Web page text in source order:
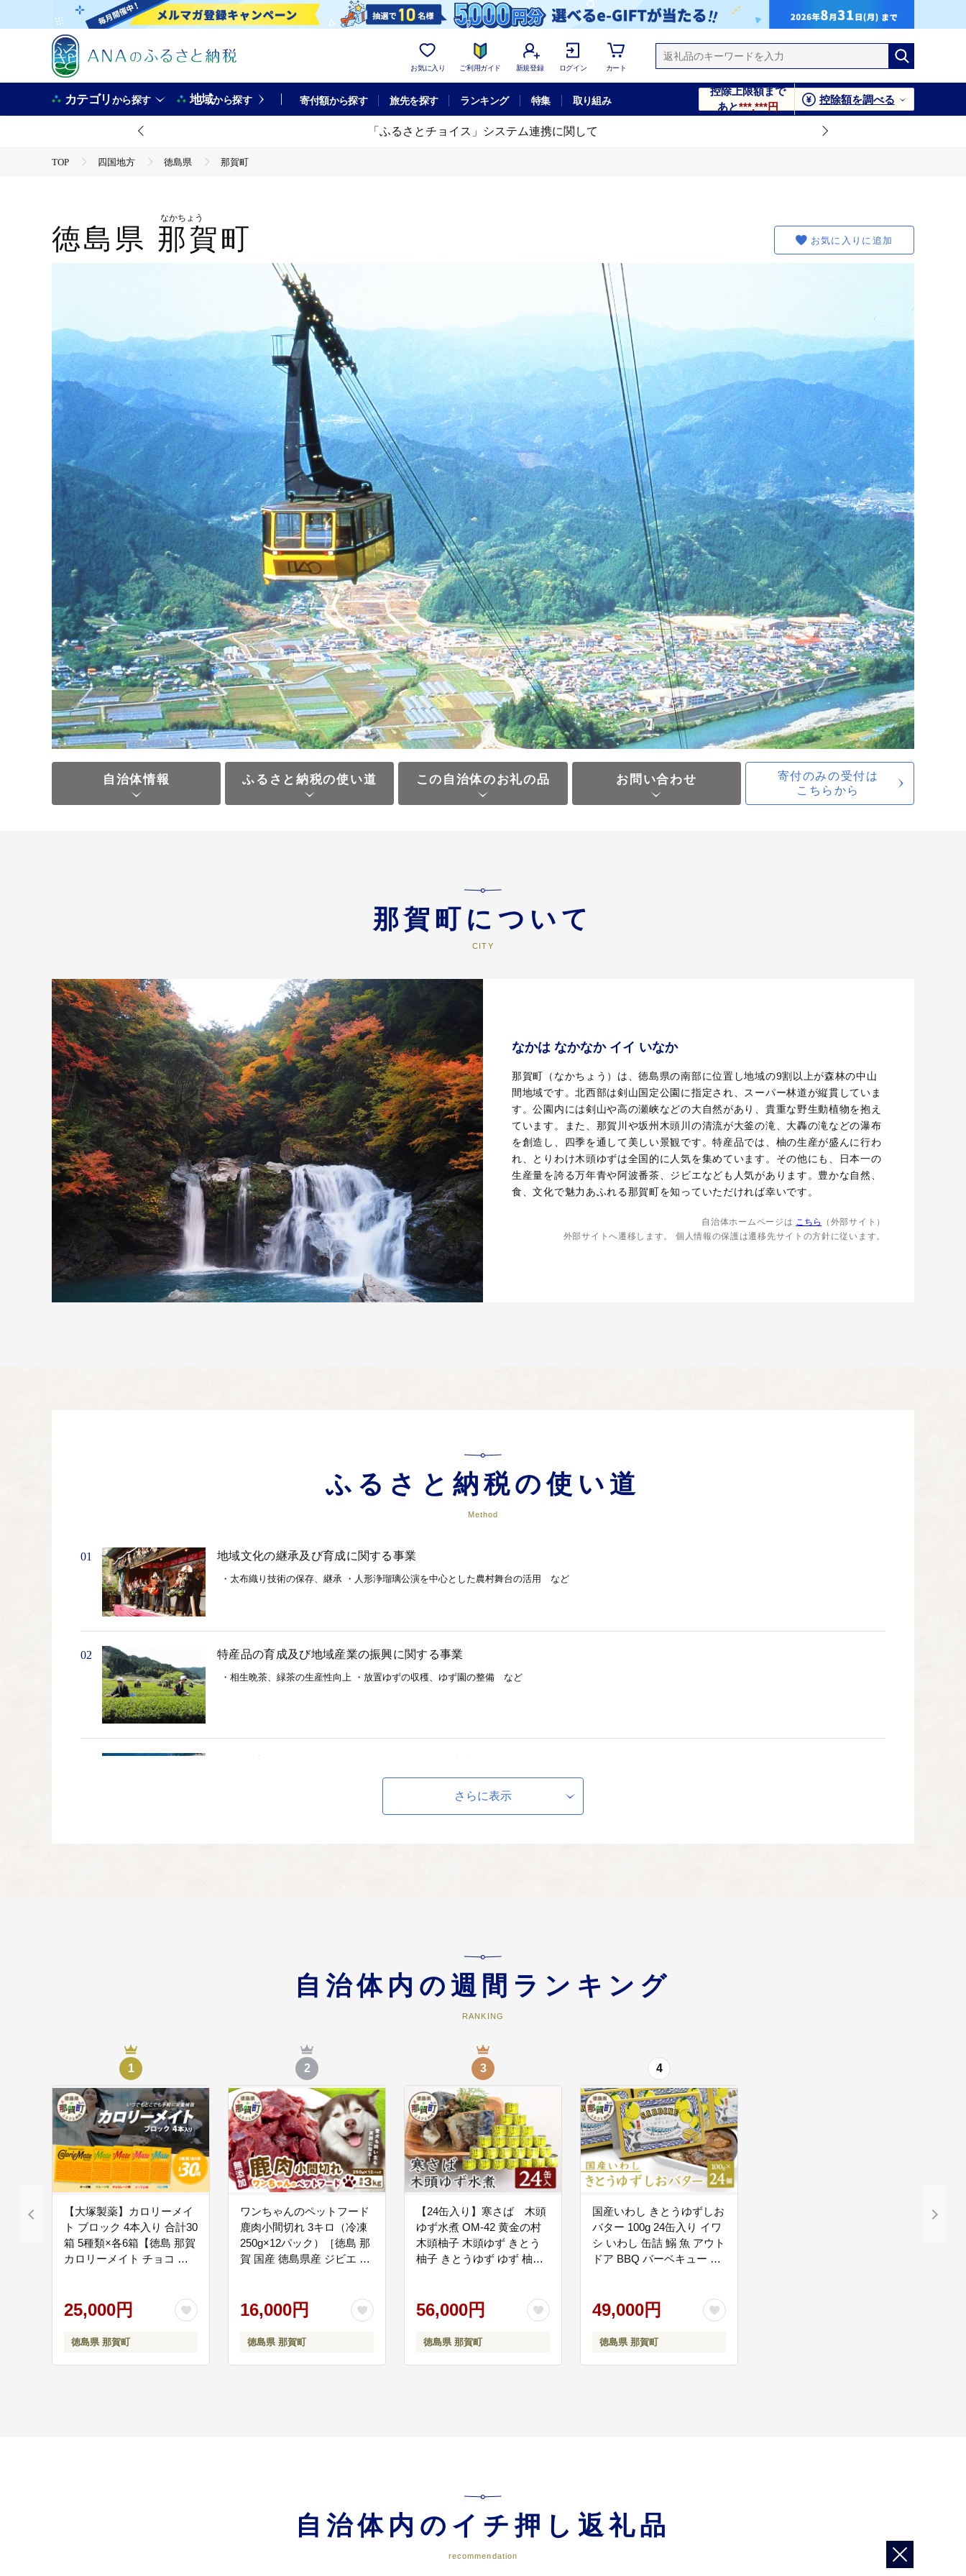
お気に入り ご利用ガイド 新規登録 ログイン カート
カテゴリから探す 地域から探す 寄付額から探す 旅先を探す ランキング 特集 取り組み
控除上限額まで
あと***,***円
控除額を調べる
「ふるさとチョイス」システム連携に関して
TOP 四国地方 徳島県 那賀町
徳島県 那賀町
なかちょう
お気に入りに追加
自治体情報 ふるさと納税の使い道 この自治体のお礼の品 お問い合わせ
寄付のみの受付は
こちらから
那賀町について
なかは なかなか イイ いなか
那賀町（なかちょう）は、徳島県の南部に位置し地域の9割以上が森林の中山
間地域です。北西部は剣山国定公園に指定され、スーパー林道が縦貫していま
す。公園内には剣山や高の瀬峡などの大自然があり、貴重な野生動植物を抱え
ています。また、那賀川や坂州木頭川の清流が大釜の滝、大轟の滝などの瀑布
を創造し、四季を通して美しい景観です。特産品では、柚の生産が盛んに行わ
れ、とりわけ木頭ゆずは全国的に人気を集めています。その他にも、日本一の
生産量を誇る万年青や阿波番茶、ジビエなども人気があります。豊かな自然、
食、文化で魅力あふれる那賀町を知っていただければ幸いです。
自治体ホームページは こちら
（外部サイト）
外部サイトへ遷移します。 個人情報の保護は遷移先サイトの方針に従います。
ふるさと納税の使い道
Method
01 地域文化の継承及び育成に関する事業
・太布織り技術の保存、継承 ・人形浄瑠璃公演を中心とした農村舞台の活用 など
02 特産品の育成及び地域産業の振興に関する事業
・相生晩茶、緑茶の生産性向上 ・放置ゆずの収穫、ゆず園の整備 など
地域の魅力を情報発信することにより、定住と交流を推進する事業
・観光分野での交流人口の拡大 ・移住への受け入れサポート など
安心して結婚・出産・子育てできる環境づくり事業
・婚活支援・少子化対策・子育て支援・ひとり親家庭支援など
07 その他目的達成のために町長が必要と認める事業
・その他目的達成のために町長が必要と認める事業
さらに表示
自治体内の週間ランキング
RANKING
1
【大塚製薬】カロリーメイ
ト ブロック 4本入り 合計30
箱 5種類×各6箱【徳島 那賀
カロリーメイト チョコ バ
んぱく質 脂質 糖質 5大栄養
素 バランス栄養食 栄養補
給 仕事 勉強 スポーツ 防災
25,000円
徳島県 那賀町
2
ワンちゃんのペットフード
鹿肉小間切れ 3キロ（冷凍
250g×12パック）［徳島 那
賀 国産 徳島県産 ジビエ い
高タンパク 低カロリー ド
ッグフード ペットフード
おやつ オヤツ 犬の餌 犬用
16,000円
徳島県 那賀町
3
【24缶入り】寒さば 木頭
ゆず水煮 OM-42 黄金の村
木頭柚子 木頭ゆず きとう
柚子 きとうゆず ゆず 柚子
煮
56,000円
徳島県 那賀町
4
国産いわし きとうゆずしお
バター 100g 24缶入り イワ
シ いわし 缶詰 鰯 魚 アウト
ドア BBQ バーベキュー キ
備食 緊急 災害 非常食 非常
時 OM-65
49,000円
徳島県 那賀町
自治体内のイチ押し返礼品
recommendation